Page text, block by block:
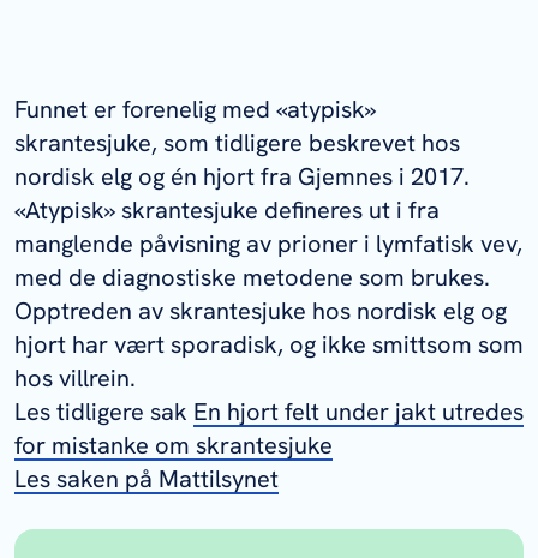
Funnet er forenelig med «atypisk»
skrantesjuke, som tidligere beskrevet hos
nordisk elg og én hjort fra Gjemnes i 2017.
«Atypisk» skrantesjuke defineres ut i fra
manglende påvisning av prioner i lymfatisk vev,
med de diagnostiske metodene som brukes.
Opptreden av skrantesjuke hos nordisk elg og
hjort har vært sporadisk, og ikke smittsom som
hos villrein.
Les tidligere sak En hjort felt under jakt utredes
for mistanke om skrantesjuke
Les saken på Mattilsynet